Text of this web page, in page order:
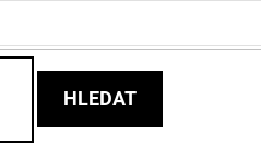
HLEDAT